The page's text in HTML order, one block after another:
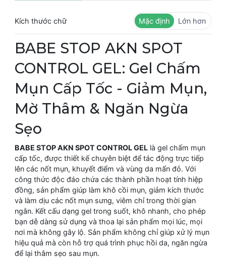
Kích thước chữ Mặc định Lớn hơn
BABE STOP AKN SPOT
CONTROL GEL: Gel Chấm
Mụn Cấp Tốc - Giảm Mụn,
Mờ Thâm & Ngăn Ngừa
Sẹo
BABE STOP AKN SPOT CONTROL GEL là gel chấm mụn
cấp tốc, được thiết kế chuyên biệt để tác động trực tiếp
lên các nốt mụn, khuyết điểm và vùng da mẩn đỏ. Với
công thức độc đáo chứa các thành phần hoạt tính hiệp
đồng, sản phẩm giúp làm khô cồi mụn, giảm kích thước
và làm dịu các nốt mụn sưng, viêm chỉ trong thời gian
ngắn. Kết cấu dạng gel trong suốt, khô nhanh, cho phép
bạn dễ dàng sử dụng và thoa lại sản phẩm mọi lúc, mọi
nơi mà không gây lộ. Sản phẩm không chỉ giúp xử lý mụn
hiệu quả mà còn hỗ trợ quá trình phục hồi da, ngăn ngừa
để lại thâm sẹo sau mụn.